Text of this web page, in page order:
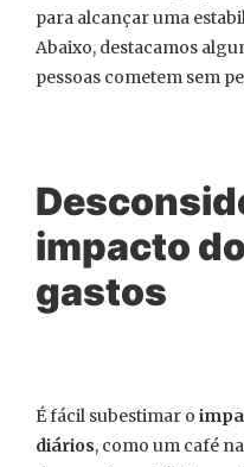
para alcançar uma
Abaixo, destacamos
pessoas cometem sem
impacto
gastos
É fácil subestimar o
diários, como um café